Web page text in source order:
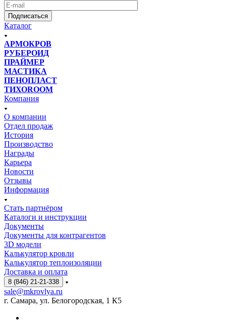
Подписаться
Каталог
АРМОКРОВ
РУБЕРОИД
ПРАЙМЕР
МАСТИКА
ПЕНОПЛАСТ
ТИХОROOM
Компания
О компании
Отдел продаж
История
Производство
Награды
Карьера
Новости
Отзывы
Информация
Стать партнёром
Каталоги и инструкции
Документы
Документы для контрагентов
3D модели
Калькулятор кровли
Калькулятор теплоизоляции
Доставка и оплата
8 (846) 21-21-338
sale@mkrovlya.ru
г. Самара, ул. Белогородская, 1 К5